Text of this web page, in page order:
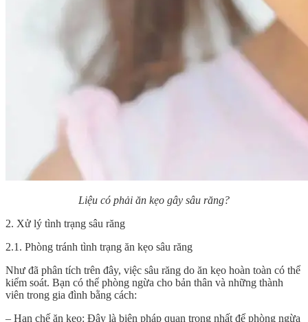
Liệu có phải ăn kẹo gây sâu răng?
2. Xử lý tình trạng sâu răng
2.1. Phòng tránh tình trạng ăn kẹo sâu răng
Như đã phân tích trên đây, việc sâu răng do ăn kẹo hoàn toàn có thể
kiểm soát. Bạn có thể phòng ngừa cho bản thân và những thành
viên trong gia đình bằng cách:
– Hạn chế ăn kẹo: Đây là biện pháp quan trọng nhất để phòng ngừa